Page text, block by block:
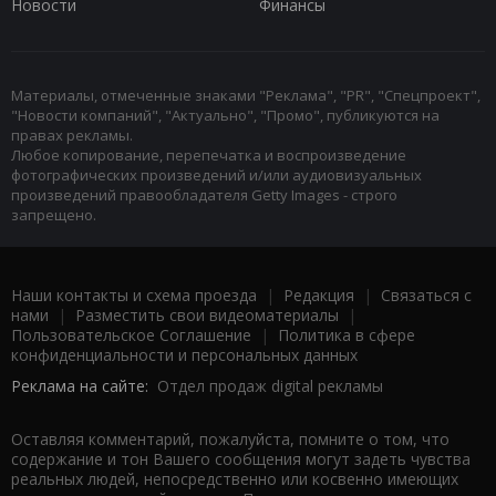
Новости
Финансы
Материалы, отмеченные знаками "Реклама", "PR", "Спецпроект",
"Новости компаний", "Актуально", "Промо", публикуются на
правах рекламы.
Любое копирование, перепечатка и воспроизведение
фотографических произведений и/или аудиовизуальных
произведений правообладателя Getty Images - строго
запрещено.
Наши контакты и схема проезда | Редакция | Связаться с
нами | Разместить свои видеоматериалы |
Пользовательское Соглашение |
Политика в сфере
конфиденциальности и персональных данных
Реклама на сайте: Отдел продаж digital рекламы
Оставляя комментарий, пожалуйста, помните о том, что
содержание и тон Вашего сообщения могут задеть чувства
реальных людей, непосредственно или косвенно имеющих